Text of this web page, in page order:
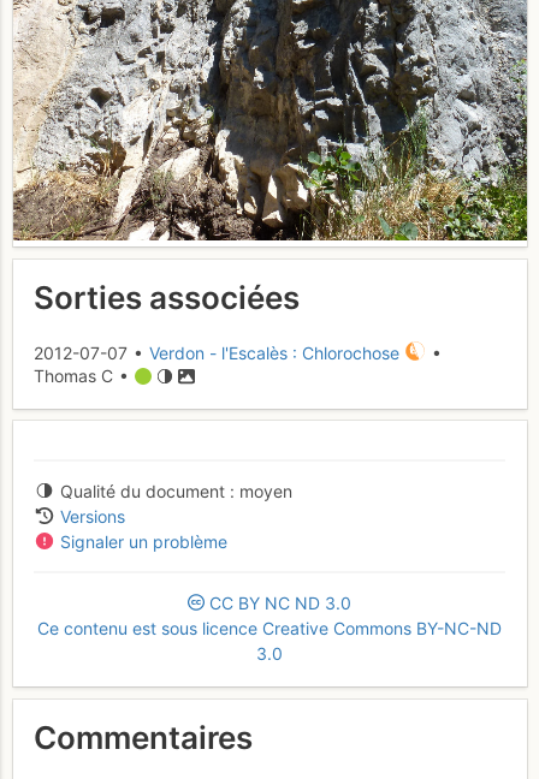
Sorties associées
2012-07-07 • Verdon - l'Escalès : Chlorochose
•
Thomas C •
Qualité du document
moyen
Versions
Signaler un problème
CC BY NC ND 3.0
Ce contenu est sous licence Creative Commons BY-NC-ND
3.0
Commentaires